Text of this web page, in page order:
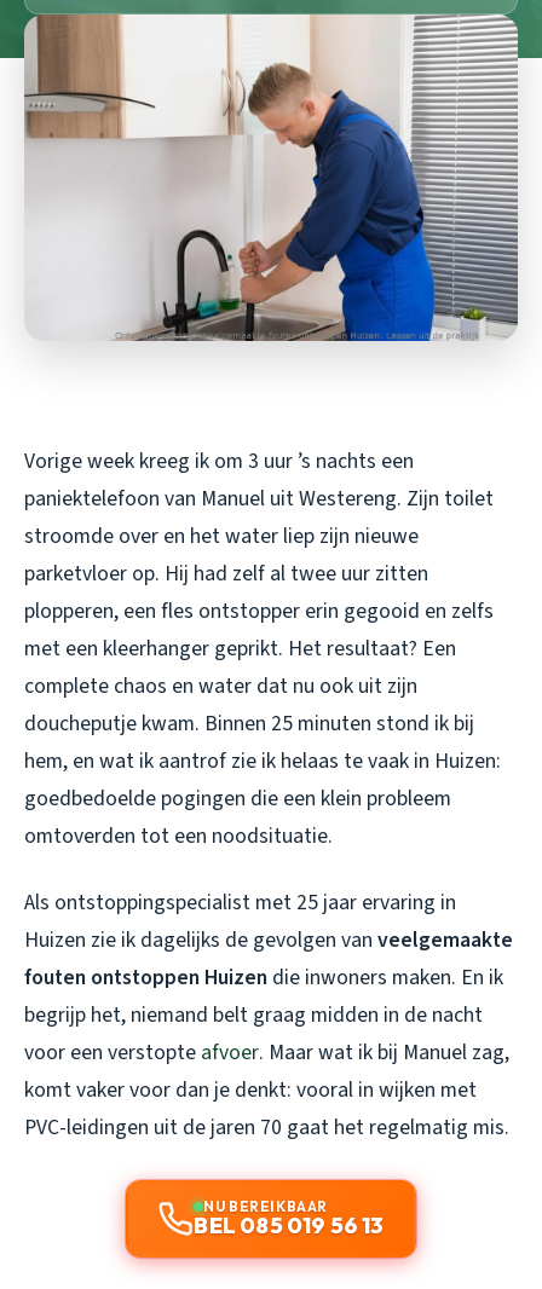
Vorige week kreeg ik om 3 uur ’s nachts een
paniektelefoon van Manuel uit Westereng. Zijn toilet
stroomde over en het water liep zijn nieuwe
parketvloer op. Hij had zelf al twee uur zitten
plopperen, een fles ontstopper erin gegooid en zelfs
met een kleerhanger geprikt. Het resultaat? Een
complete chaos en water dat nu ook uit zijn
doucheputje kwam. Binnen 25 minuten stond ik bij
hem, en wat ik aantrof zie ik helaas te vaak in Huizen:
goedbedoelde pogingen die een klein probleem
omtoverden tot een noodsituatie.
Als ontstoppingspecialist met 25 jaar ervaring in
Huizen zie ik dagelijks de gevolgen van veelgemaakte
fouten ontstoppen Huizen die inwoners maken. En ik
begrijp het, niemand belt graag midden in de nacht
voor een verstopte afvoer. Maar wat ik bij Manuel zag,
komt vaker voor dan je denkt: vooral in wijken met
PVC-leidingen uit de jaren 70 gaat het regelmatig mis.
NU BEREIKBAAR
BEL 085 019 56 13